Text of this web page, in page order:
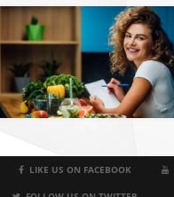
LIKE US ON FACEBOOK